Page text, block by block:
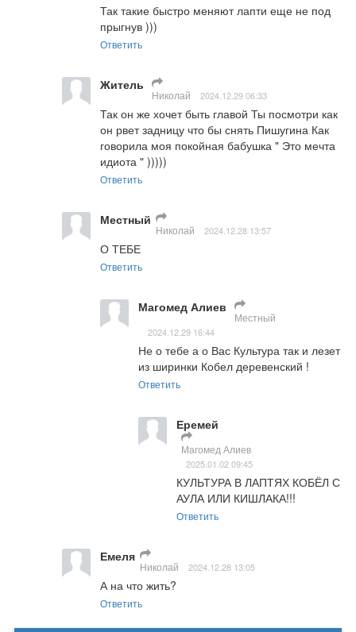
Так такие быстро меняют лапти еще не под
прыгнув )))
Ответить
Житель
Николай 2024.12.29 06:33
Так он же хочет быть главой Ты посмотри как
он рвет задницу что бы снять Пишугина Как
говорила моя покойная бабушка " Это мечта
идиота " )))))
Ответить
Местный
Николай 2024.12.28 13:57
О ТЕБЕ
Ответить
Магомед Алиев
Местный
2024.12.29 16:44
Не о тебе а о Вас Культура так и лезет
из ширинки Кобел деревенский !
Ответить
Еремей
Магомед Алиев
2025.01.02 09:45
КУЛЬТУРА В ЛАПТЯХ КОБЁЛ С
АУЛА ИЛИ КИШЛАКА!!!
Ответить
Емеля
Николай 2024.12.28 13:05
А на что жить?
Ответить